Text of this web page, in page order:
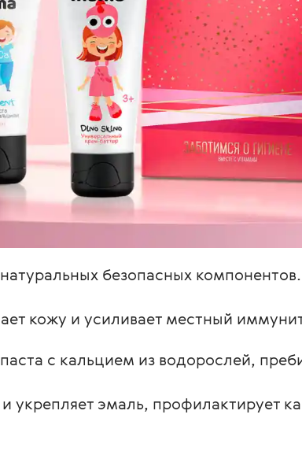
безопасных
кожу и усиливает местный
с кальцием из водорослей,
укрепляет эмаль, профилактирует